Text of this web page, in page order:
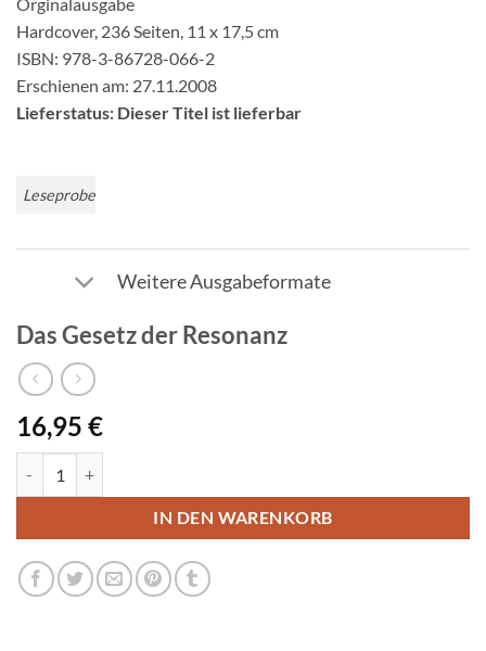
Orginalausgabe
Hardcover, 236 Seiten, 11 x 17,5 cm
ISBN: 978-3-86728-066-2
Erschienen am: 27.11.2008
Lieferstatus: Dieser Titel ist lieferbar
Leseprobe
Weitere Ausgabeformate
Das Gesetz der Resonanz
16,95 €
IN DEN WARENKORB